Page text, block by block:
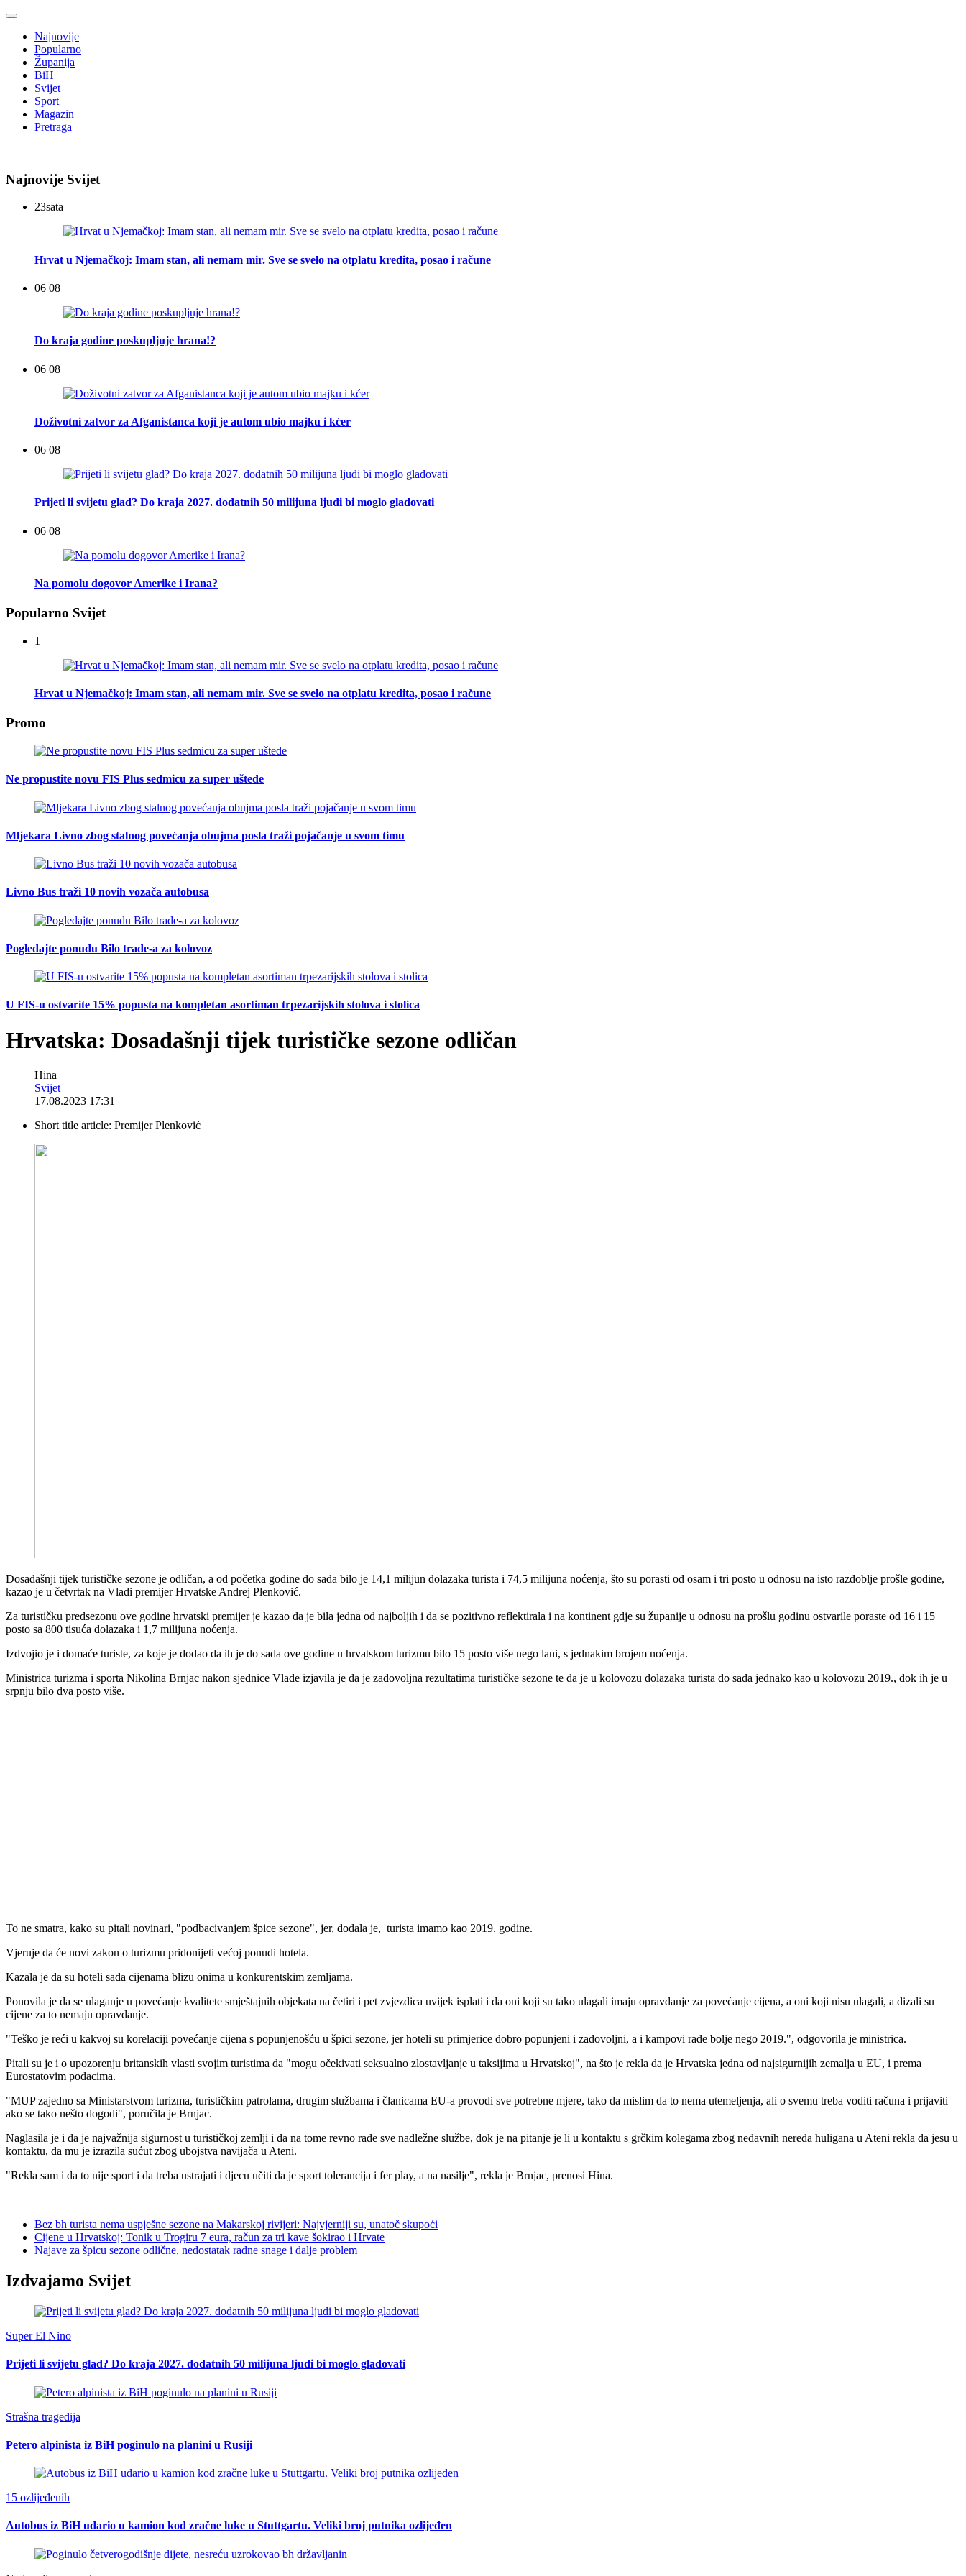
Najnovije
Popularno
Županija
BiH
Svijet
Sport
Magazin
Pretraga
Najnovije Svijet
23sata
Hrvat u Njemačkoj: Imam stan, ali nemam mir. Sve se svelo na otplatu kredita, posao i račune
06 08
Do kraja godine poskupljuje hrana!?
06 08
Doživotni zatvor za Afganistanca koji je autom ubio majku i kćer
06 08
Prijeti li svijetu glad? Do kraja 2027. dodatnih 50 milijuna ljudi bi moglo gladovati
06 08
Na pomolu dogovor Amerike i Irana?
Popularno Svijet
1
Hrvat u Njemačkoj: Imam stan, ali nemam mir. Sve se svelo na otplatu kredita, posao i račune
Promo
Ne propustite novu FIS Plus sedmicu za super uštede
Mljekara Livno zbog stalnog povećanja obujma posla traži pojačanje u svom timu
Livno Bus traži 10 novih vozača autobusa
Pogledajte ponudu Bilo trade-a za kolovoz
U FIS-u ostvarite 15% popusta na kompletan asortiman trpezarijskih stolova i stolica
Hrvatska: Dosadašnji tijek turističke sezone odličan
Hina
Svijet
17.08.2023 17:31
Short title article: Premijer Plenković
Dosadašnji tijek turističke sezone je odličan, a od početka godine do sada bilo je 14,1 milijun dolazaka turista i 74,5 milijuna noćenja, što su porasti od osam i tri posto u odnosu na isto razdoblje prošle godine,
kazao je u četvrtak na Vladi premijer Hrvatske Andrej Plenković.
Za turističku predsezonu ove godine hrvatski premijer je kazao da je bila jedna od najboljih i da se pozitivno reflektirala i na kontinent gdje su županije u odnosu na prošlu godinu ostvarile poraste od 16 i 15
posto sa 800 tisuća dolazaka i 1,7 milijuna noćenja.
Izdvojio je i domaće turiste, za koje je dodao da ih je do sada ove godine u hrvatskom turizmu bilo 15 posto više nego lani, s jednakim brojem noćenja.
Ministrica turizma i sporta Nikolina Brnjac nakon sjednice Vlade izjavila je da je zadovoljna rezultatima turističke sezone te da je u kolovozu dolazaka turista do sada jednako kao u kolovozu 2019., dok ih je u
srpnju bilo dva posto više.
To ne smatra, kako su pitali novinari, "podbacivanjem špice sezone", jer, dodala je, turista imamo kao 2019. godine.
Vjeruje da će novi zakon o turizmu pridonijeti većoj ponudi hotela.
Kazala je da su hoteli sada cijenama blizu onima u konkurentskim zemljama.
Ponovila je da se ulaganje u povećanje kvalitete smještajnih objekata na četiri i pet zvjezdica uvijek isplati i da oni koji su tako ulagali imaju opravdanje za povećanje cijena, a oni koji nisu ulagali, a dizali su
cijene za to nemaju opravdanje.
"Teško je reći u kakvoj su korelaciji povećanje cijena s popunjenošću u špici sezone, jer hoteli su primjerice dobro popunjeni i zadovoljni, a i kampovi rade bolje nego 2019.", odgovorila je ministrica.
Pitali su je i o upozorenju britanskih vlasti svojim turistima da "mogu očekivati seksualno zlostavljanje u taksijima u Hrvatskoj", na što je rekla da je Hrvatska jedna od najsigurnijih zemalja u EU, i prema
Eurostatovim podacima.
"MUP zajedno sa Ministarstvom turizma, turističkim patrolama, drugim službama i članicama EU-a provodi sve potrebne mjere, tako da mislim da to nema utemeljenja, ali o svemu treba voditi računa i prijaviti
ako se tako nešto dogodi", poručila je Brnjac.
Naglasila je i da je najvažnija sigurnost u turističkoj zemlji i da na tome revno rade sve nadležne službe, dok je na pitanje je li u kontaktu s grčkim kolegama zbog nedavnih nereda huligana u Ateni rekla da jesu u
kontaktu, da mu je izrazila sućut zbog ubojstva navijača u Ateni.
"Rekla sam i da to nije sport i da treba ustrajati i djecu učiti da je sport tolerancija i fer play, a na nasilje", rekla je Brnjac, prenosi Hina.
Bez bh turista nema uspješne sezone na Makarskoj rivijeri: Najvjerniji su, unatoč skupoći
Cijene u Hrvatskoj: Tonik u Trogiru 7 eura, račun za tri kave šokirao i Hrvate
Najave za špicu sezone odlične, nedostatak radne snage i dalje problem
Izdvajamo Svijet
Super El Nino
Prijeti li svijetu glad? Do kraja 2027. dodatnih 50 milijuna ljudi bi moglo gladovati
Strašna tragedija
Petero alpinista iz BiH poginulo na planini u Rusiji
15 ozlijeđenih
Autobus iz BiH udario u kamion kod zračne luke u Stuttgartu. Veliki broj putnika ozlijeđen